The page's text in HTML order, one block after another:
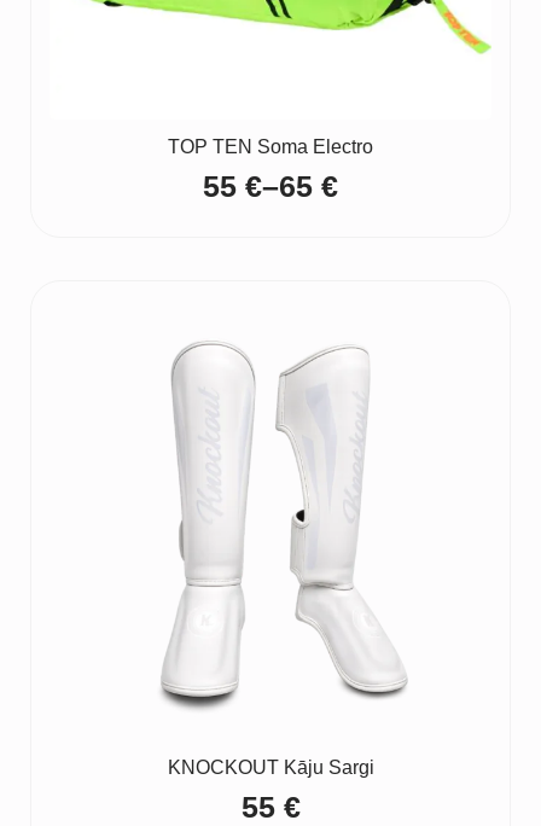
TOP TEN Soma Electro
55 €–65 €
Price
65 €
KNOCKOUT Kāju Sargi
55 €